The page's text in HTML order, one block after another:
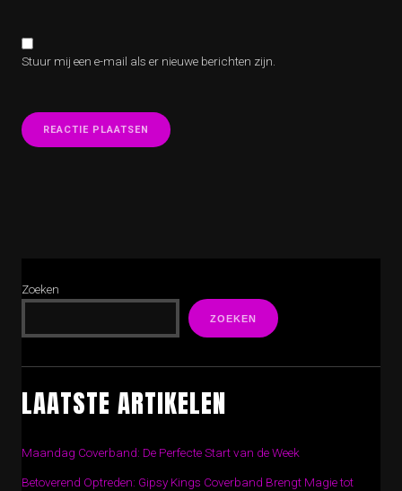
Stuur mij een e-mail als er nieuwe berichten zijn.
Zoeken
ZOEKEN
LAATSTE ARTIKELEN
Maandag Coverband: De Perfecte Start van de Week
Betoverend Optreden: Gipsy Kings Coverband Brengt Magie tot